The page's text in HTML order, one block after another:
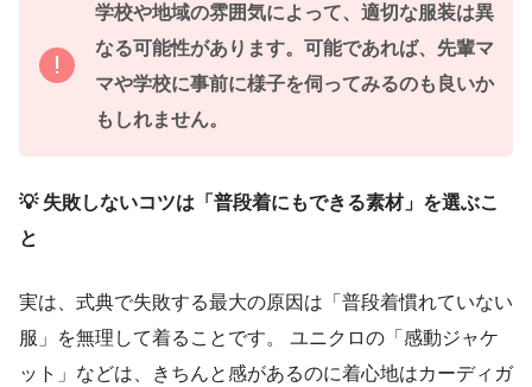
学校や地域の雰囲気によって、適切な服装は異
なる可能性があります。可能であれば、先輩マ
マや学校に事前に様子を伺ってみるのも良いか
もしれません。
💡 失敗しないコツは「普段着にもできる素材」を選ぶこ
と
実は、式典で失敗する最大の原因は「普段着慣れていない
服」を無理して着ることです。 ユニクロの「感動ジャケ
ット」などは、きちんと感があるのに着心地はカーディガ